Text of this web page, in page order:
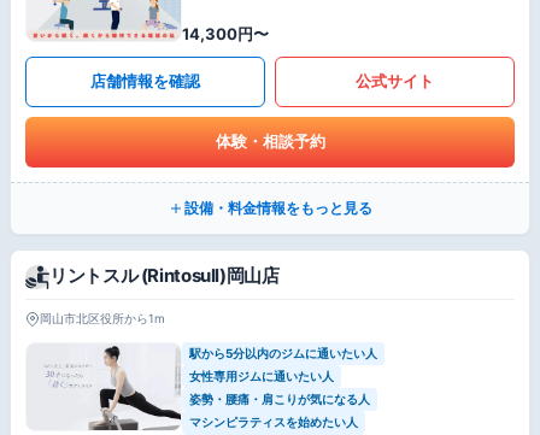
14,300円〜
店舗情報を確認 公式サイト
体験・相談予約
設備・料金情報をもっと見る
リントスル (Rintosull)岡山店
岡山市北区役所から1m
駅から5分以内のジムに通いたい人
女性専用ジムに通いたい人
姿勢・腰痛・肩こりが気になる人
マシンピラティスを始めたい人